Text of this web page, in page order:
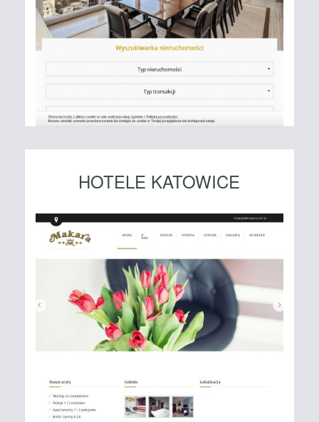
HOTELE KATOWICE